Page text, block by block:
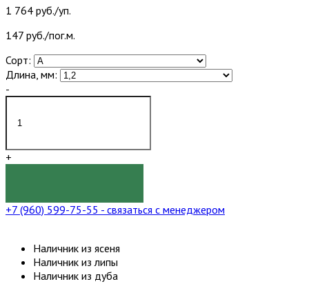
1 764 руб./уп.
147 руб./пог.м.
Сорт:
Длина, мм:
-
+
+7 (960) 599-75-55 - связаться с менеджером
Наличник из ясеня
Наличник из липы
Наличник из дуба